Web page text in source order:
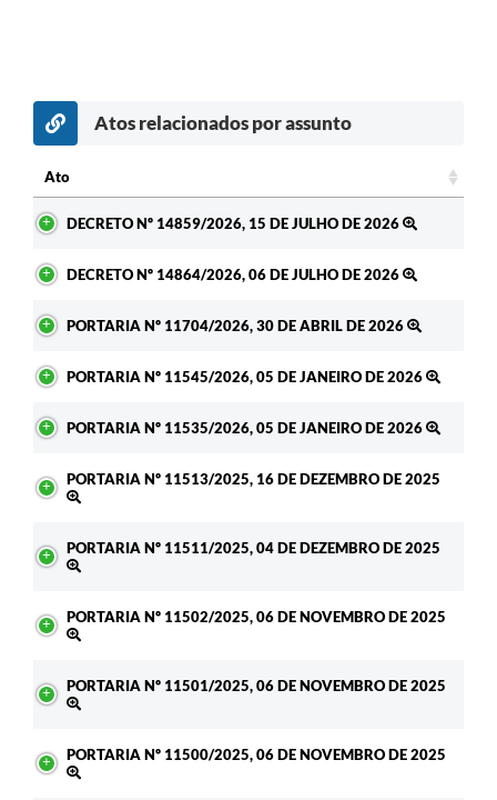
Atos relacionados por assunto
Ato
DECRETO Nº 14859/2026, 15 DE JULHO DE 2026
DECRETO Nº 14864/2026, 06 DE JULHO DE 2026
PORTARIA Nº 11704/2026, 30 DE ABRIL DE 2026
PORTARIA Nº 11545/2026, 05 DE JANEIRO DE 2026
PORTARIA Nº 11535/2026, 05 DE JANEIRO DE 2026
PORTARIA Nº 11513/2025, 16 DE DEZEMBRO DE 2025
PORTARIA Nº 11511/2025, 04 DE DEZEMBRO DE 2025
PORTARIA Nº 11502/2025, 06 DE NOVEMBRO DE 2025
PORTARIA Nº 11501/2025, 06 DE NOVEMBRO DE 2025
PORTARIA Nº 11500/2025, 06 DE NOVEMBRO DE 2025